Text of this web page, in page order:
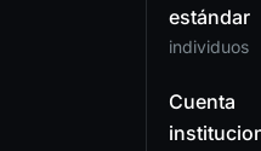
estándar
individuos
Cuenta